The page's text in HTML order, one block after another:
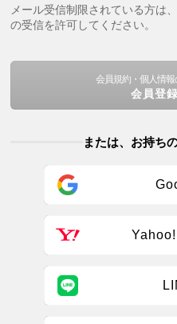
メール受信制限されている方は
の受信を許可してください。
会員規約・個人情
会員登
または、お持ち